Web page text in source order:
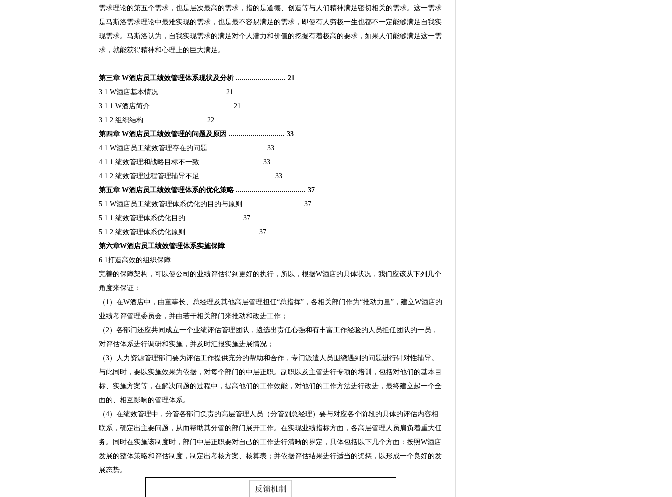
需求理论的第五个需求，也是层次最高的需求，指的是道德、创造等与人们精神满足密切相关的需求。这一需求
是马斯洛需求理论中最难实现的需求，也是最不容易满足的需求，即使有人穷极一生也都不一定能够满足自我实
现需求。马斯洛认为，自我实现需求的满足对个人潜力和价值的挖掘有着极高的要求，如果人们能够满足这一需
求，就能获得精神和心理上的巨大满足。
第三章 W酒店员工绩效管理体系现状及分析 ......................... 21
3.1 W酒店基本情况 ................................ 21
3.1.1 W酒店简介 ........................................ 21
3.1.2 组织结构 .............................. 22
第四章 W酒店员工绩效管理的问题及原因 ............................ 33
4.1 W酒店员工绩效管理存在的问题 ............................ 33
4.1.1 绩效管理和战略目标不一致 .............................. 33
4.1.2 绩效管理过程管理辅导不足 .................................... 33
第五章 W酒店员工绩效管理体系的优化策略 ................................... 37
5.1 W酒店员工绩效管理体系优化的目的与原则 ............................. 37
5.1.1 绩效管理体系优化目的 ........................... 37
5.1.2 绩效管理体系优化原则 ................................... 37
第六章W酒店员工绩效管理体系实施保障
6.1打造高效的组织保障
完善的保障架构，可以使公司的业绩评估得到更好的执行，所以，根据W酒店的具体状况，我们应该从下列几个
角度来保证：
（1）在W酒店中，由董事长、总经理及其他高层管理担任“总指挥”，各相关部门作为“推动力量”，建立W酒店的
业绩考评管理委员会，并由若干相关部门来推动和改进工作；
（2）各部门还应共同成立一个业绩评估管理团队，遴选出责任心强和有丰富工作经验的人员担任团队的一员，
对评估体系进行调研和实施，并及时汇报实施进展情况；
（3）人力资源管理部门要为评估工作提供充分的帮助和合作，专门派遣人员围绕遇到的问题进行针对性辅导。
与此同时，要以实施效果为依据，对每个部门的中层正职。副职以及主管进行专项的培训，包括对他们的基本目
标、实施方案等，在解决问题的过程中，提高他们的工作效能，对他们的工作方法进行改进，最终建立起一个全
面的、相互影响的管理体系。
（4）在绩效管理中，分管各部门负责的高层管理人员（分管副总经理）要与对应各个阶段的具体的评估内容相
联系，确定出主要问题，从而帮助其分管的部门展开工作。在实现业绩指标方面，各高层管理人员肩负着重大任
务。同时在实施该制度时，部门中层正职要对自己的工作进行清晰的界定，具体包括以下几个方面：按照W酒店
发展的整体策略和评估制度，制定出考核方案、核算表；并依据评估结果进行适当的奖惩，以形成一个良好的发
展态势。